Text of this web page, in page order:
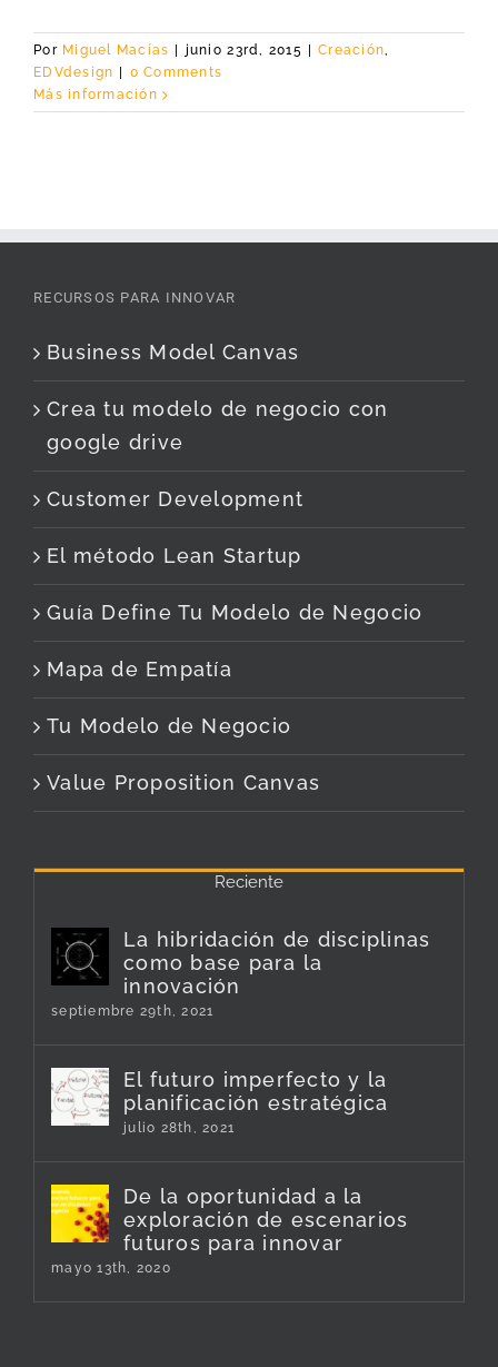
Por Miguel Macías | junio 23rd, 2015 | Creación
EDVdesign | 0 Comments
Más información
RECURSOS PARA INNOVAR
Business Model Canvas
Crea tu modelo de negocio con
google drive
Customer Development
El método Lean Startup
Guía Define Tu Modelo de Negocio
Mapa de Empatía
Tu Modelo de Negocio
Value Proposition Canvas
Reciente
La hibridación de disciplinas
como base para la
innovación
septiembre 29th, 2021
El futuro imperfecto y la
planificación estratégica
julio 28th, 2021
De la oportunidad a la
exploración de escenarios
futuros para innovar
mayo 13th, 2020